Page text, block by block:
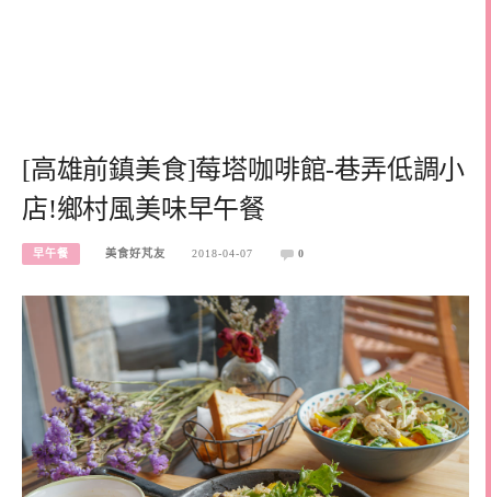
[高雄前鎮美食]莓塔咖啡館-巷弄低調小
店!鄉村風美味早午餐
早午餐 美食好芃友 2018-04-07 0